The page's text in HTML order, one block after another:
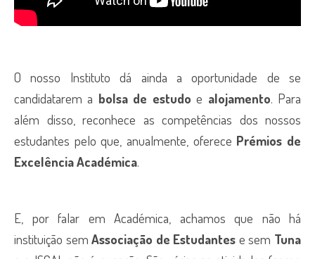
O nosso Instituto dá ainda a oportunidade de se
candidatarem a bolsa de estudo e alojamento. Para
além disso, reconhece as competências dos nossos
estudantes pelo que, anualmente, oferece Prémios de
Excelência Académica.
E, por falar em Académica, achamos que não há
instituição semAssociação de Estudantes e sem Tuna